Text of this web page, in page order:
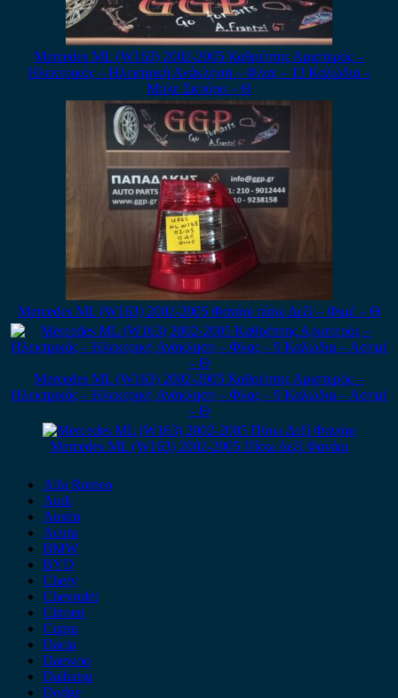
Mercedes ML (W163) 2002-2005 Καθρέπτης Αριστερός –
Ηλεκτρικός – Ηλεκτρική Ανάκληση – Φλας – 13 Καλώδια –
Μπλε Σκούρο – Θ
Mercedes ML (W163) 2002-2005 Φανάρι πίσω Δεξί – Φιμέ – Θ
Mercedes ML (W163) 2002-2005 Καθρέπτης Αριστερός –
Ηλεκτρικός – Ηλεκτρική Ανάκληση – Φλας – 9 Καλώδια – Ασημί
– Θ
Mercedes ML (W163) 2002-2005 Πίσω Δεξί Φανάρι
Alfa Romeo
Audi
Austin
Acura
BMW
BYD
Chery
Chevrolet
Citroen
Cupra
Dacia
Daewoo
Daihatsu
Dodge